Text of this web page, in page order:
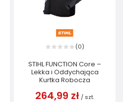
(0)
STIHL FUNCTION Core –
Lekka i Oddychająca
Kurtka Robocza
264,99 zł / szt.